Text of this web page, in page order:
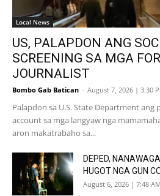
Local News
US, PALAPDON ANG
SCREENING SA MGA
JOURNALIST
Bombo Gab Batican - August 7, 2026 | 3:30
Palapdon sa U.S. State Department ang
account sa mga langyaw nga
aron makatrabaho sa...
DEPED,
HUGOT NGA GUN
August 6, 2026 | 7:48 AM